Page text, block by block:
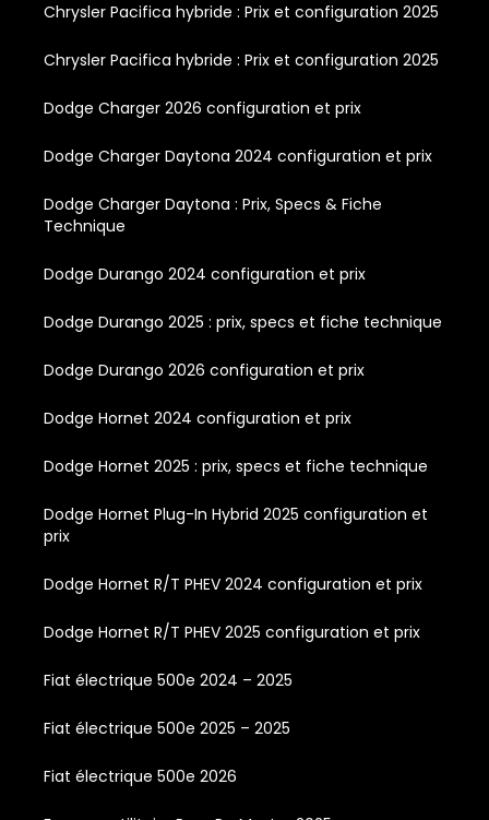
Chrysler Pacifica hybride : Prix et configuration 2025
Chrysler Pacifica hybride : Prix et configuration 2025
Dodge Charger 2026 configuration et prix
Dodge Charger Daytona 2024 configuration et prix
Dodge Charger Daytona : Prix, Specs & Fiche
Technique
Dodge Durango 2024 configuration et prix
Dodge Durango 2025 : prix, specs et fiche technique
Dodge Durango 2026 configuration et prix
Dodge Hornet 2024 configuration et prix
Dodge Hornet 2025 : prix, specs et fiche technique
Dodge Hornet Plug-In Hybrid 2025 configuration et
prix
Dodge Hornet R/T PHEV 2024 configuration et prix
Dodge Hornet R/T PHEV 2025 configuration et prix
Fiat électrique 500e 2024 – 2025
Fiat électrique 500e 2025 – 2025
Fiat électrique 500e 2026